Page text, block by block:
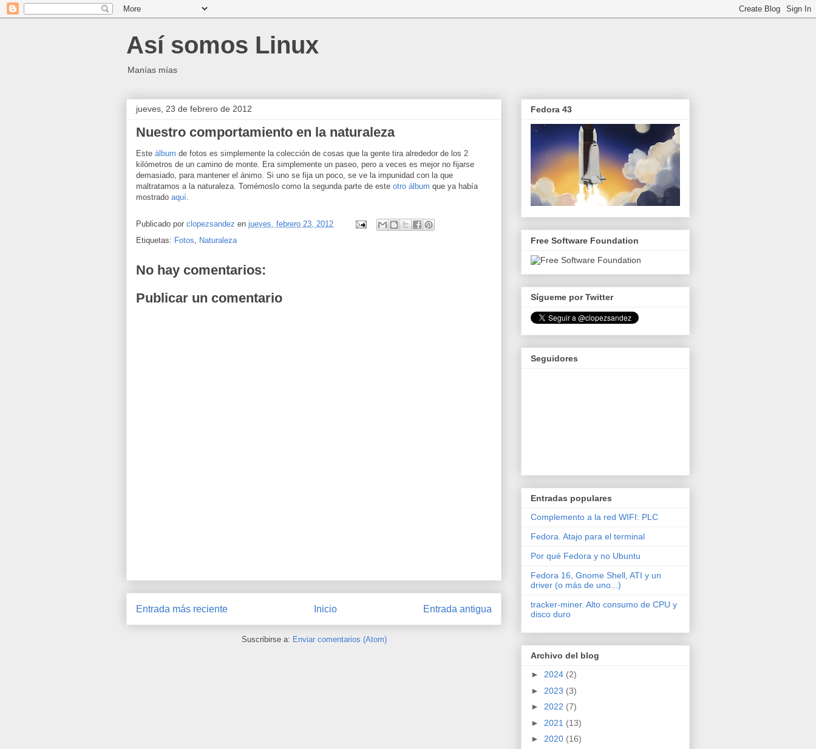
Así somos Linux
Manías mías
jueves, 23 de febrero de 2012
Nuestro comportamiento en la naturaleza
Este álbum de fotos es simplemente la colección de cosas que la gente tira alrededor de los 2
kilómetros de un camino de monte. Era simplemente un paseo, pero a veces es mejor no fijarse
demasiado, para mantener el ánimo. Si uno se fija un poco, se ve la impunidad con la que
maltratamos a la naturaleza. Tomémoslo como la segunda parte de este otro álbum que ya había
mostrado aquí.
Publicado por clopezsandez en jueves, febrero 23, 2012
Etiquetas: Fotos, Naturaleza
No hay comentarios:
Publicar un comentario
Entrada más reciente Entrada antigua
Inicio
Suscribirse a: Enviar comentarios (Atom)
Fedora 43
Free Software Foundation
Sígueme por Twitter
Seguidores
Entradas populares
Complemento a la red WIFI: PLC
Fedora. Atajo para el terminal
Por qué Fedora y no Ubuntu
Fedora 16, Gnome Shell, ATI y un
driver (o más de uno...)
tracker-miner. Alto consumo de CPU y
disco duro
Archivo del blog
► 2024 (2)
► 2023 (3)
► 2022 (7)
► 2021 (13)
► 2020 (16)